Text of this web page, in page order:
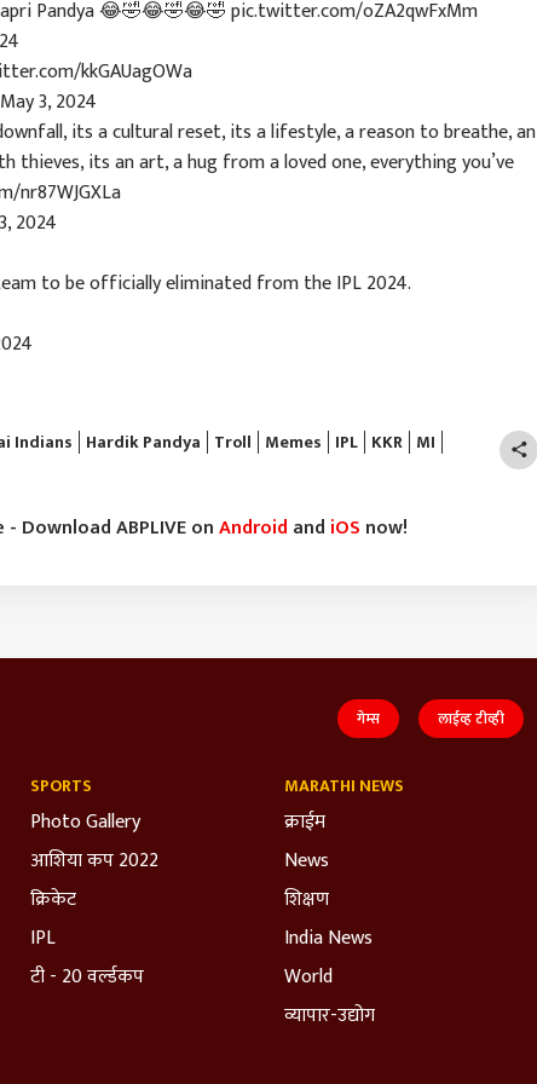
Pandya 😂🤣😂🤣😂🤣pic.twitter.com/oZA2qwFxMm
kkGAUagOWa
May 3, 2024
its a cultural reset, its a lifestyle, a reason to breathe, an
thieves, its an art, a hug from a loved one, everything you’ve
nr87WJGXLa
2024
to be officially eliminated from the IPL 2024.
Indians Hardik Pandya Troll Memes IPL KKR MI
Download ABPLIVE onAndroid and iOS now!
गेम्स लाईव्ह टीव्ही
SPORTS
Photo Gallery
आशिया कप 2022
क्रिकेट
IPL
टी - 20 वर्ल्डकप
MARATHI NEWS
क्राईम
News
शिक्षण
India News
World
व्यापार-उद्योग